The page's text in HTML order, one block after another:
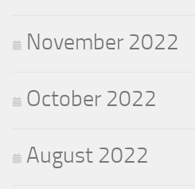
November 2022
October 2022
August 2022